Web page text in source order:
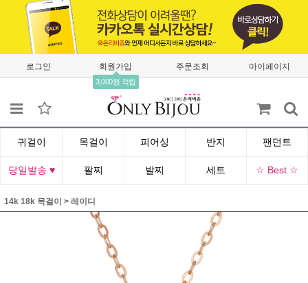
로그인 회원가입
3,000원 적립
주문조회 마이페이지
귀걸이 목걸이 피어싱 반지 팬던트
당일발송 ♥ 팔찌 발찌 세트 ☆ Best ☆
14k 18k 목걸이 > 레이디